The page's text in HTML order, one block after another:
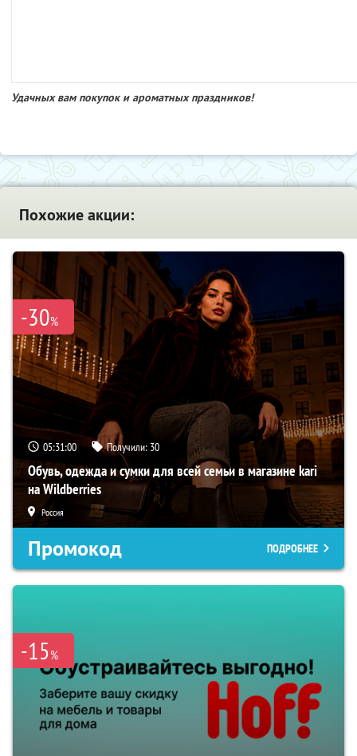
Удачных вам покупок и ароматных праздников!
Похожие акции:
-30%
05:30:58 Получили: 30
Обувь, одежда и сумки для всей семьи в магазине kari
на Wildberries
Россия
Промокод ПОДРОБНЕЕ
-15%